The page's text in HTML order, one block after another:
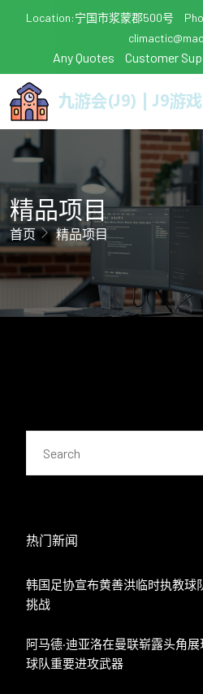
Location:宁国市浆蒙郡500号
Any Quotes Customer
精品项目
首页 精品项目
热门新闻
韩国足协宣布黄善洪临时执教球
挑战
阿马德·迪亚洛在曼联崭露头角
球队重要进攻武器